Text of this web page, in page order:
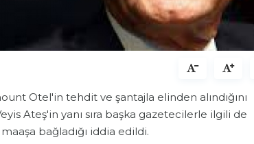
Otel'in tehdit ve şantajla elinden alındığını
Ateş'in yanı sıra başka gazetecilerle ilgili de
bağladığı iddia edildi.